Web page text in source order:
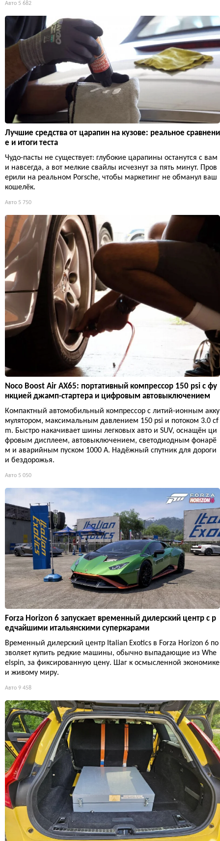
Авто 5 682
Лучшие средства от царапин на кузове: реальное сравнени
е и итоги теста
Чудо-пасты не существует: глубокие царапины останутся с вам
и навсегда, а вот мелкие свайлы исчезнут за пять минут. Пров
ерили на реальном Porsche, чтобы маркетинг не обманул ваш
кошелёк.
Авто 5 750
Noco Boost Air AX65: портативный компрессор 150 psi с фу
нкцией джамп-стартера и цифровым автовыключением
Компактный автомобильный компрессор с литий-ионным акку
мулятором, максимальным давлением 150 psi и потоком 3.0 cf
m. Быстро накачивает шины легковых авто и SUV, оснащён ци
фровым дисплеем, автовыключением, светодиодным фонарё
м и аварийным пуском 1000 А. Надёжный спутник для дороги
и бездорожья.
Авто 5 050
Forza Horizon 6 запускает временный дилерский центр с р
едчайшими итальянскими суперкарами
Временный дилерский центр Italian Exotics в Forza Horizon 6 по
зволяет купить редкие машины, обычно выпадающие из Whe
elspin, за фиксированную цену. Шаг к осмысленной экономике
и живому миру.
Авто 9 458